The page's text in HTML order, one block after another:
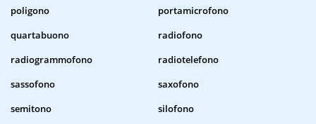
poligono
portamicrofono
quartabuono
radiofono
radiogrammofono
radiotelefono
sassofono
saxofono
semitono
silofono